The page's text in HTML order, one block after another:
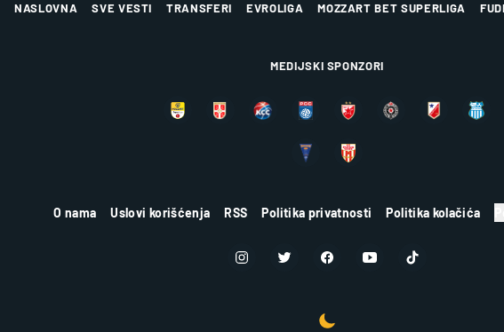
NASLOVNA SVE VESTI TRANSFERI EVROLIGA MOZZART BET SUPERLIGA
MEDIJSKI SPONZORI
O nama Uslovi korišćenja RSS Politika privatnosti Politika kolačića